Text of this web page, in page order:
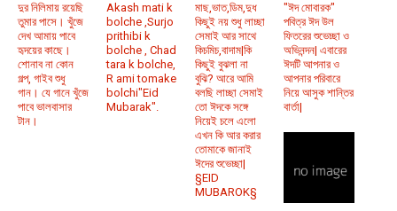
দুর নিলিমায় রয়েছি
তুমার পাসে। খুঁজে
দেখ আমায় পাবে
হৃদয়ের কাছে।
শোনাব না কোন
গল্প, গাইব শুধু
গান। যে গানে খুঁজে
পাবে ভালবাসার
টান।
Akash mati k
bolche ,Surjo
prithibi k
bolche , Chad
tara k bolche,
R ami tomake
bolchi"Eid
Mubarak".
মাছ,ভাত,ডিম,দুধ
কিছুই নয় শুধু লাচ্ছা
সেমাই আর সাথে
কিচমিচ,বাদাম|কি
কিছুই বুঝলা না
বুঝি? আরে আমি
বলছি লাচ্ছা সেমাই
তো ঈদকে সঙ্গে
নিয়েই চলে এলো
এখন কি আর করার
তোমাকে জানাই
ঈদের শুভেচ্ছা|
§EID
MUBAROK§
"ঈদ মোবারক"
পবিত্র ঈদ উল
ফিতরের শুভেচ্ছা ও
অভিনন্দন| এবারের
ঈদটি আপনার ও
আপনার পরিবারে
নিয়ে আসুক শান্তির
বার্তা|